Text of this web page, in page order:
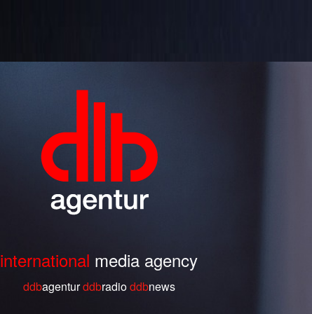
international media agency
ddbagenturddbradioddbnews